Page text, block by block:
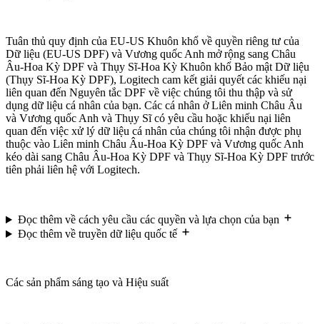
Tuân thủ quy định của EU-US Khuôn khổ về quyền riêng tư của
Dữ liệu (EU-US DPF) và Vương quốc Anh mở rộng sang Châu
Âu-Hoa Kỳ DPF và Thụy Sĩ-Hoa Kỳ Khuôn khổ Bảo mật Dữ liệu
(Thụy Sĩ-Hoa Kỳ DPF), Logitech cam kết giải quyết các khiếu nại
liên quan đến Nguyên tắc DPF về việc chúng tôi thu thập và sử
dụng dữ liệu cá nhân của bạn. Các cá nhân ở Liên minh Châu Âu
và Vương quốc Anh và Thụy Sĩ có yêu cầu hoặc khiếu nại liên
quan đến việc xử lý dữ liệu cá nhân của chúng tôi nhận được phụ
thuộc vào Liên minh Châu Âu-Hoa Kỳ DPF và Vương quốc Anh
kéo dài sang Châu Âu-Hoa Kỳ DPF và Thụy Sĩ-Hoa Kỳ DPF trước
tiên phải liên hệ với Logitech.
Đọc thêm về cách yêu cầu các quyền và lựa chọn của bạn
Đọc thêm về truyền dữ liệu quốc tế
Các sản phẩm sáng tạo và Hiệu suất